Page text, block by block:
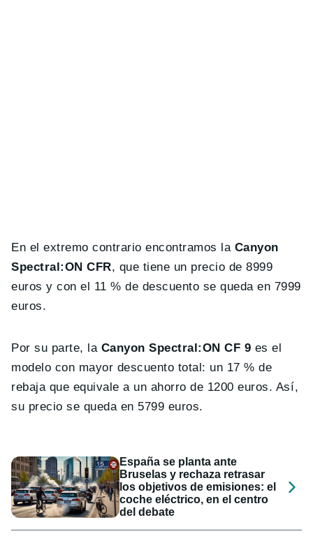
En el extremo contrario encontramos la Canyon
Spectral:ON CFR, que tiene un precio de 8999
euros y con el 11 % de descuento se queda en 7999
euros.
Por su parte, la Canyon Spectral:ON CF 9 es el
modelo con mayor descuento total: un 17 % de
rebaja que equivale a un ahorro de 1200 euros. Así,
su precio se queda en 5799 euros.
España se planta ante
Bruselas y rechaza retrasar
los objetivos de emisiones: el
coche eléctrico, en el centro
del debate